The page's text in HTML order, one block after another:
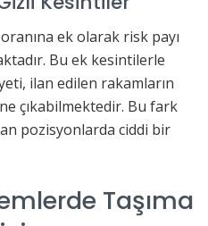
ek olarak risk payı
Bu ek kesintilerle
ilan edilen rakamların
çıkabilmektedir. Bu fark
pozisyonlarda ciddi bir
Taşıma